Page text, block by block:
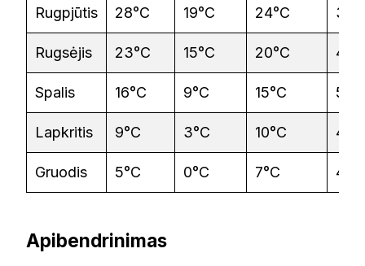
Rugpjūtis 28°C 19°C 24°C 35
Rugsėjis 23°C 15°C 20°C 45
Spalis 16°C 9°C 15°C 50
Lapkritis 9°C 3°C 10°C 45
Gruodis 5°C 0°C 7°C 40
Apibendrinimas